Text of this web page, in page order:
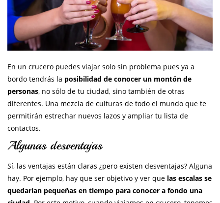
En un crucero puedes viajar solo sin problema pues ya a
bordo tendrás la posibilidad de conocer un montón de
personas, no sólo de tu ciudad, sino también de otras
diferentes. Una mezcla de culturas de todo el mundo que te
permitirán estrechar nuevos lazos y ampliar tu lista de
contactos.
Algunas desventajas
Sí, las ventajas están claras ¿pero existen desventajas? Alguna
hay. Por ejemplo, hay que ser objetivo y ver que las escalas se
quedarían pequeñas en tiempo para conocer a fondo una